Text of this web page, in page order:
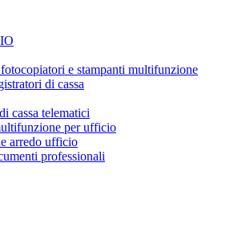
e stampanti multifunzione
di cassa
cassa telematici
per ufficio
arredo ufficio
professionali